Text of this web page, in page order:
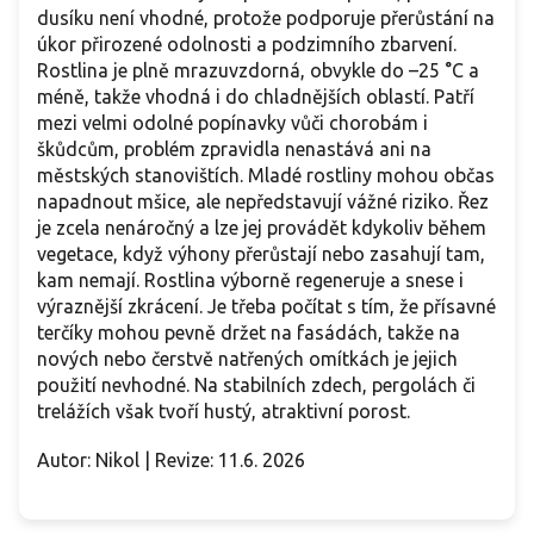
dusíku není vhodné, protože podporuje přerůstání na
úkor přirozené odolnosti a podzimního zbarvení.
Rostlina je plně mrazuvzdorná, obvykle do –25 °C a
méně, takže vhodná i do chladnějších oblastí. Patří
mezi velmi odolné popínavky vůči chorobám i
škůdcům, problém zpravidla nenastává ani na
městských stanovištích. Mladé rostliny mohou občas
napadnout mšice, ale nepředstavují vážné riziko. Řez
je zcela nenáročný a lze jej provádět kdykoliv během
vegetace, když výhony přerůstají nebo zasahují tam,
kam nemají. Rostlina výborně regeneruje a snese i
výraznější zkrácení. Je třeba počítat s tím, že přísavné
terčíky mohou pevně držet na fasádách, takže na
nových nebo čerstvě natřených omítkách je jejich
použití nevhodné. Na stabilních zdech, pergolách či
trelážích však tvoří hustý, atraktivní porost.
Autor: Nikol | Revize: 11.6. 2026